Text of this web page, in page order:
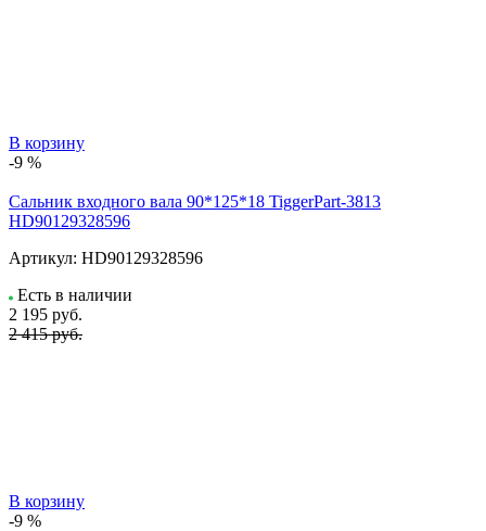
В корзину
-9 %
Сальник входного вала 90*125*18 TiggerPart-3813
HD90129328596
Артикул: HD90129328596
Есть в наличии
2 195 руб.
2 415 руб.
В корзину
-9 %